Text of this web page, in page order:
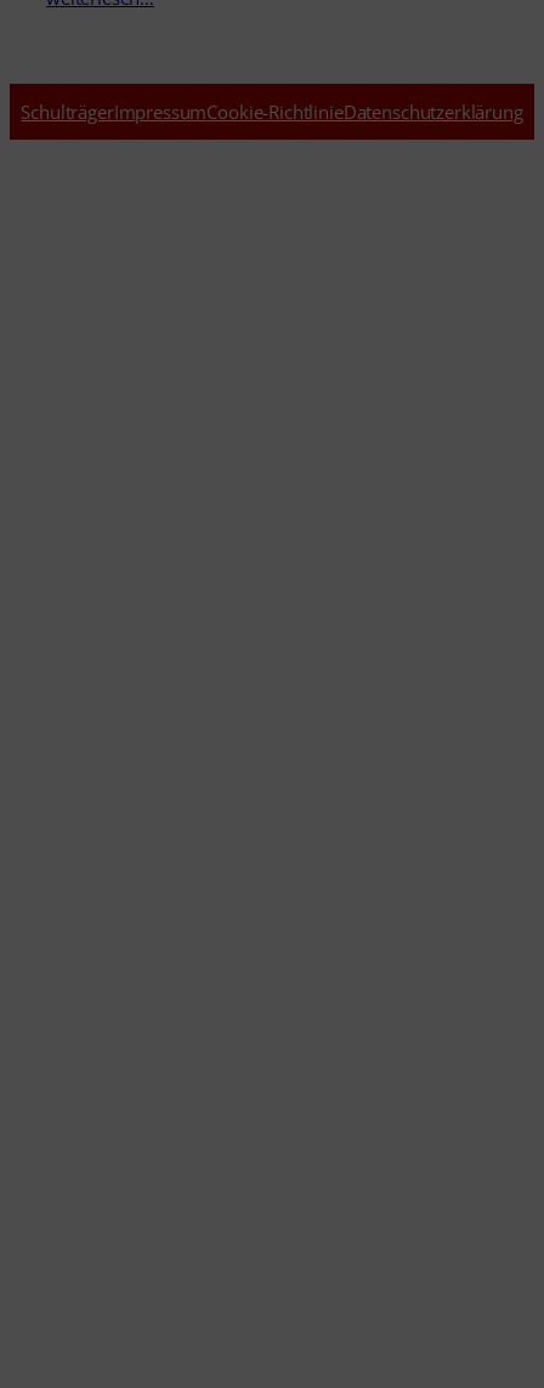
SchulträgerImpressumCookie-RichtlinieDatenschutzerklärung